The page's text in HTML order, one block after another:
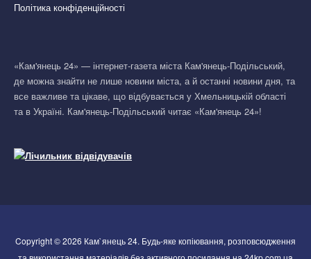
Політика конфіденційності
«Кам'янець 24» — інтернет-газета міста Кам'янець-Подільський,
де можна знайти не лише новини міста, а й останні новини дня, та
все важливе та цікаве, що відбувається у Хмельницькій області
та в Україні. Кам'янець-Подільський читає «Кам'янець 24»!
Copyright © 2026 Кам`янець 24. Будь-яке копіювання, розповсюдження